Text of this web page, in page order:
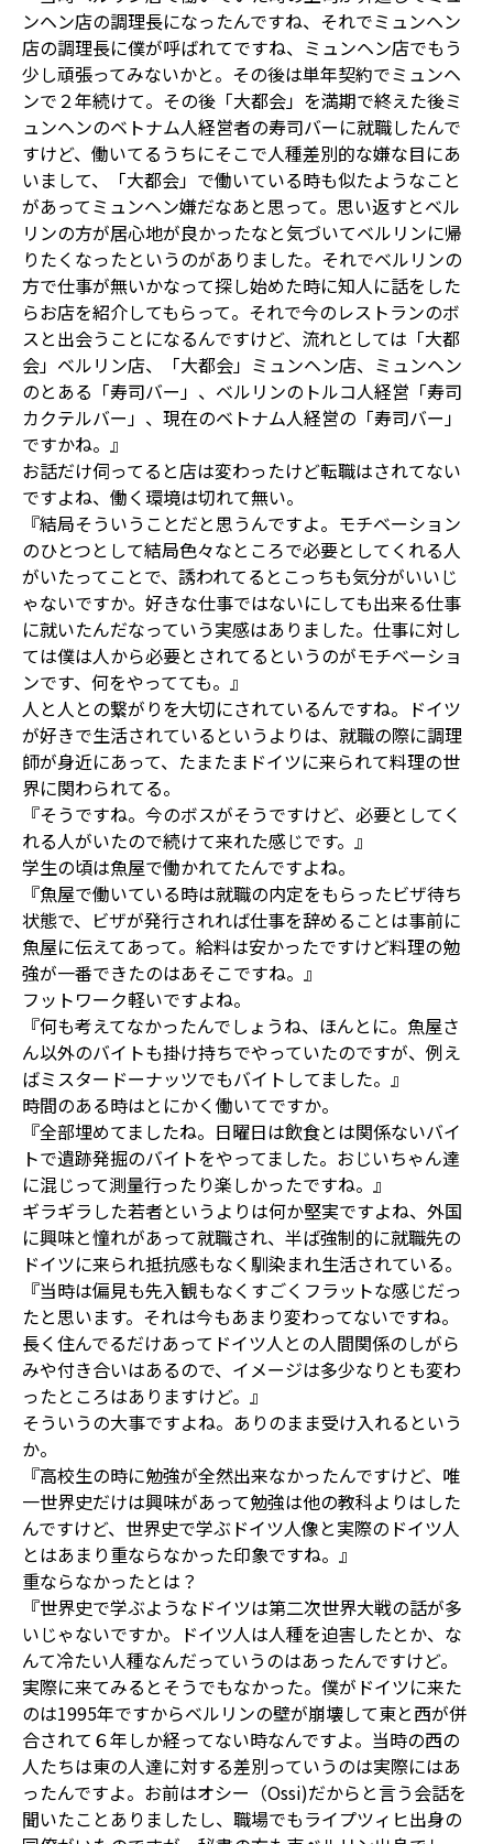
ンヘン店の調理長になったんですね、それでミュンヘン
店の調理長に僕が呼ばれてですね、ミュンヘン店でもう
少し頑張ってみないかと。その後は単年契約でミュンヘ
ンで２年続けて。その後「大都会」を満期で終えた後ミ
ュンヘンのベトナム人経営者の寿司バーに就職したんで
すけど、働いてるうちにそこで人種差別的な嫌な目にあ
いまして、「大都会」で働いている時も似たようなこと
があってミュンヘン嫌だなあと思って。思い返すとベル
リンの方が居心地が良かったなと気づいてベルリンに帰
りたくなったというのがありました。それでベルリンの
方で仕事が無いかなって探し始めた時に知人に話をした
らお店を紹介してもらって。それで今のレストランのボ
スと出会うことになるんですけど、流れとしては「大都
会」ベルリン店、「大都会」ミュンヘン店、ミュンヘン
のとある「寿司バー」、ベルリンのトルコ人経営「寿司
カクテルバー」、現在のベトナム人経営の「寿司バー」
ですかね。』
お話だけ伺ってると店は変わったけど転職はされてない
ですよね、働く環境は切れて無い。
『結局そういうことだと思うんですよ。モチベーション
のひとつとして結局色々なところで必要としてくれる人
がいたってことで、誘われてるとこっちも気分がいいじ
ゃないですか。好きな仕事ではないにしても出来る仕事
に就いたんだなっていう実感はありました。仕事に対し
ては僕は人から必要とされてるというのがモチベーショ
ンです、何をやってても。』
人と人との繋がりを大切にされているんですね。ドイツ
が好きで生活されているというよりは、就職の際に調理
師が身近にあって、たまたまドイツに来られて料理の世
界に関わられてる。
『そうですね。今のボスがそうですけど、必要としてく
れる人がいたので続けて来れた感じです。』
学生の頃は魚屋で働かれてたんですよね。
『魚屋で働いている時は就職の内定をもらったビザ待ち
状態で、ビザが発行されれば仕事を辞めることは事前に
魚屋に伝えてあって。給料は安かったですけど料理の勉
強が一番できたのはあそこですね。』
フットワーク軽いですよね。
『何も考えてなかったんでしょうね、ほんとに。魚屋さ
ん以外のバイトも掛け持ちでやっていたのですが、例え
ばミスタードーナッツでもバイトしてました。』
時間のある時はとにかく働いてですか。
『全部埋めてましたね。日曜日は飲食とは関係ないバイ
トで遺跡発掘のバイトをやってました。おじいちゃん達
に混じって測量行ったり楽しかったですね。』
ギラギラした若者というよりは何か堅実ですよね、外国
に興味と憧れがあって就職され、半ば強制的に就職先の
ドイツに来られ抵抗感もなく馴染まれ生活されている。
『当時は偏見も先入観もなくすごくフラットな感じだっ
たと思います。それは今もあまり変わってないですね。
長く住んでるだけあってドイツ人との人間関係のしがら
みや付き合いはあるので、イメージは多少なりとも変わ
ったところはありますけど。』
そういうの大事ですよね。ありのまま受け入れるという
か。
『高校生の時に勉強が全然出来なかったんですけど、唯
一世界史だけは興味があって勉強は他の教科よりはした
んですけど、世界史で学ぶドイツ人像と実際のドイツ人
とはあまり重ならなかった印象ですね。』
重ならなかったとは？
『世界史で学ぶようなドイツは第二次世界大戦の話が多
いじゃないですか。ドイツ人は人種を迫害したとか、な
んて冷たい人種なんだっていうのはあったんですけど。
実際に来てみるとそうでもなかった。僕がドイツに来た
のは1995年ですからベルリンの壁が崩壊して東と西が併
合されて６年しか経ってない時なんですよ。当時の西の
人たちは東の人達に対する差別っていうのは実際にはあ
ったんですよ。お前はオシー（Ossi)だからと言う会話を
聞いたことありましたし、職場でもライプツィヒ出身の